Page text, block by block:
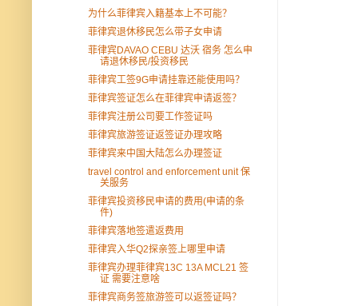
为什么菲律宾入籍基本上不可能？
菲律宾退休移民怎么带子女申请
菲律宾DAVAO CEBU 达沃 宿务 怎么申
请退休移民/投资移民
菲律宾工签9G申请挂靠还能使用吗？
菲律宾签证怎么在菲律宾申请返签？
菲律宾注册公司要工作签证吗
菲律宾旅游签证返签证办理攻略
菲律宾来中国大陆怎么办理签证
travel control and enforcement unit 保
关服务
菲律宾投资移民申请的费用(申请的条
件)
菲律宾落地签遣返费用
菲律宾入华Q2探亲签上哪里申请
菲律宾办理菲律宾13C 13A MCL21 签
证 需要注意啥
菲律宾商务签旅游签可以返签证吗？